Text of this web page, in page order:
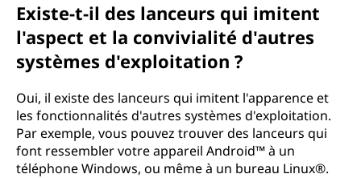
Existe-t-il des lanceurs qui imitent
l'aspect et la convivialité d'autres
systèmes d'exploitation ?
Oui, il existe des lanceurs qui imitent l'apparence et
les fonctionnalités d'autres systèmes d'exploitation.
Par exemple, vous pouvez trouver des lanceurs qui
font ressembler votre appareil Android™ à un
téléphone Windows, ou même à un bureau Linux®.